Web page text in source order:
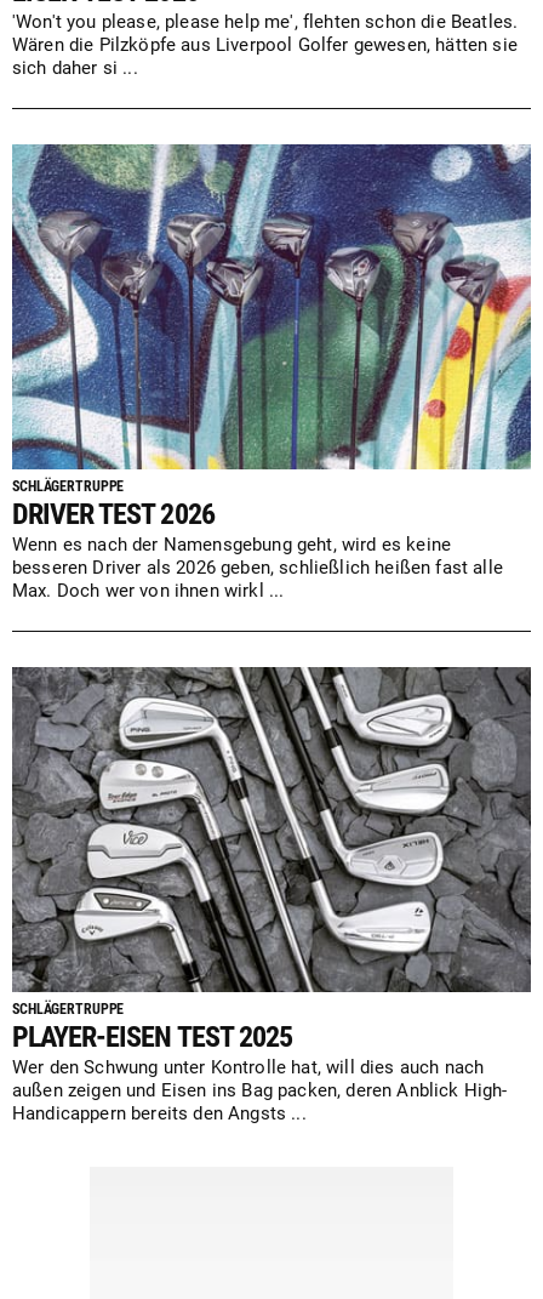
'Won't you please, please help me', flehten schon die Beatles.
Wären die Pilzköpfe aus Liverpool Golfer gewesen, hätten sie
sich daher si ...
SCHLÄGERTRUPPE
DRIVER TEST 2026
Wenn es nach der Namensgebung geht, wird es keine
besseren Driver als 2026 geben, schließlich heißen fast alle
Max. Doch wer von ihnen wirkl ...
SCHLÄGERTRUPPE
PLAYER-EISEN TEST 2025
Wer den Schwung unter Kontrolle hat, will dies auch nach
außen zeigen und Eisen ins Bag packen, deren Anblick High-
Handicappern bereits den Angsts ...